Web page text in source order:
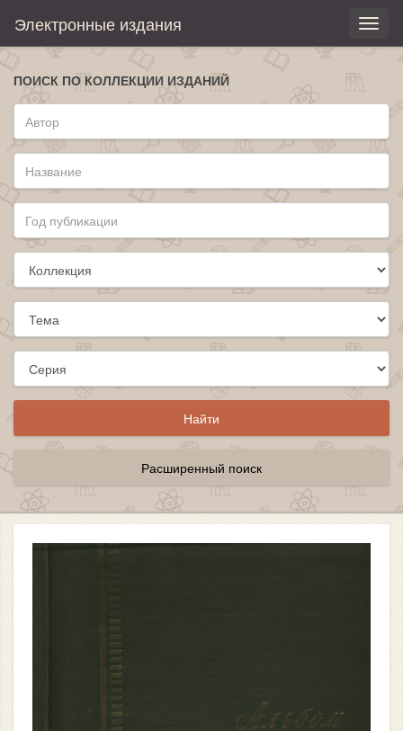
Электронные издания
ПОИСК ПО КОЛЛЕКЦИИ ИЗДАНИЙ
Расширенный поиск